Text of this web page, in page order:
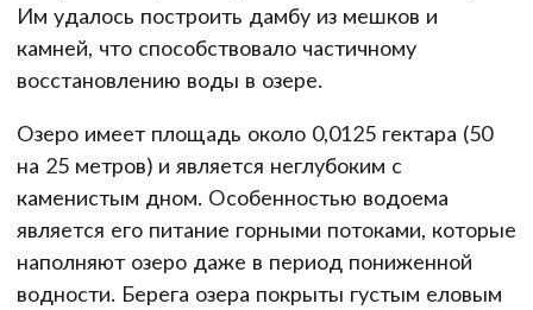
Им удалось построить дамбу из мешков и
камней, что способствовало частичному
восстановлению воды в озере.
Озеро имеет площадь около 0,0125 гектара (50
на 25 метров) и является неглубоким с
каменистым дном. Особенностью водоема
является его питание горными потоками, которые
наполняют озеро даже в период пониженной
водности. Берега озера покрыты густым еловым